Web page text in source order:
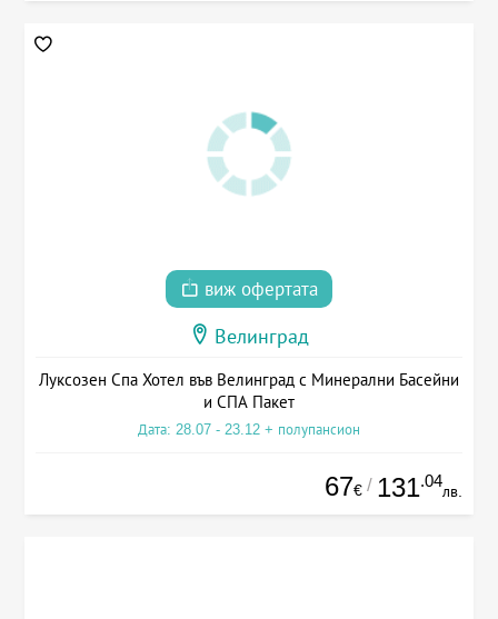
виж офертата
Велинград
Луксозен Спа Хотел във Велинград с Минерални Басейни
и СПА Пакет
Дата: 28.07 - 23.12 + полупансион
67€ / 131.04
лв.